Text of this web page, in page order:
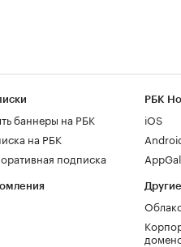
баннеры на РБК
на РБК
подписка
РБК
iOS